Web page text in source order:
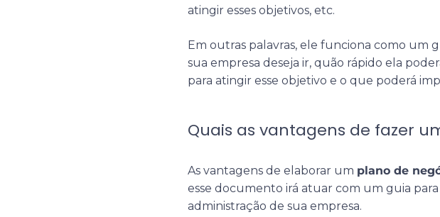
atingir esses objetivos, etc.
Em outras palavras, ele funciona como um
sua empresa deseja ir, quão rápido ela
para atingir esse objetivo e o que poderá
Quais as vantagens de fazer
As vantagens de elaborar um plano de
esse documento irá atuar com um guia
administração de sua empresa.